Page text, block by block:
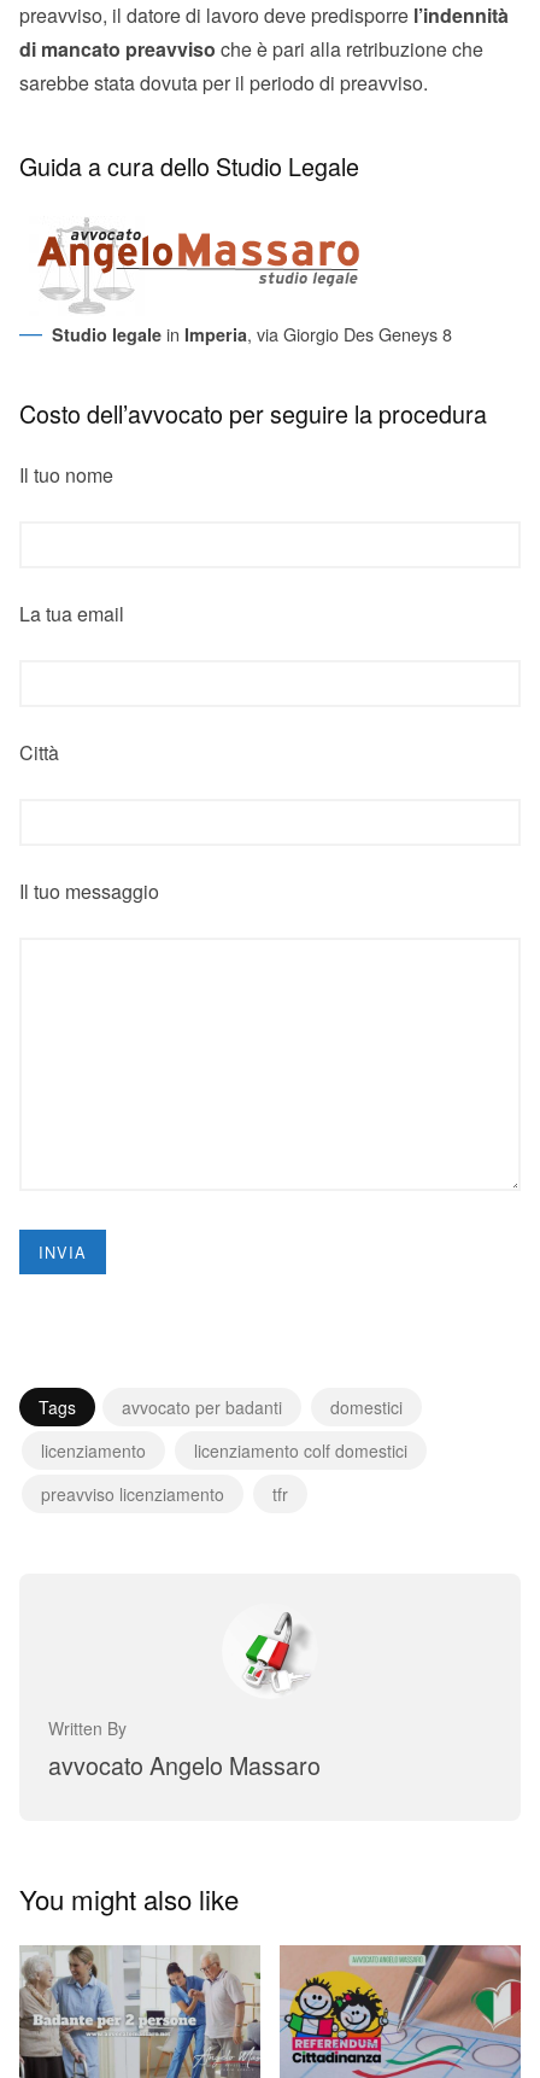
preavviso, il datore di lavoro deve predisporre l’indennità
di mancato preavviso che è pari alla retribuzione che
sarebbe stata dovuta per il periodo di preavviso.
Guida a cura dello Studio Legale
Studio legale in Imperia, via Giorgio Des Geneys 8
Costo dell’avvocato per seguire la procedura
Il tuo nome
La tua email
Città
Il tuo messaggio
Tags avvocato per badanti
domestici
licenziamento
licenziamento colf domestici
preavviso licenziamento
tfr
Written By
avvocato Angelo Massaro
You might also like